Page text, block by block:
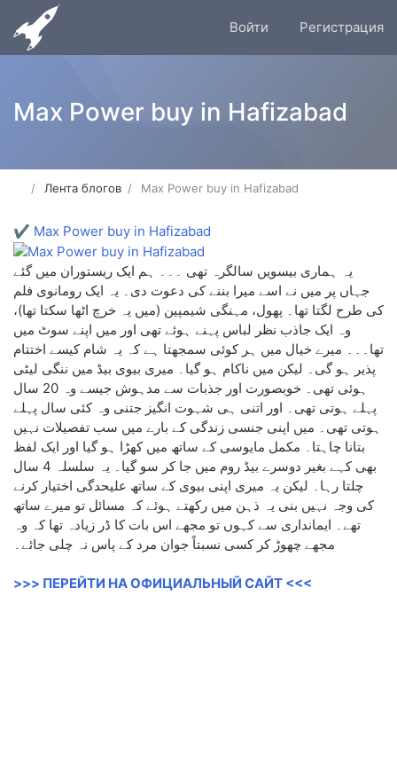
Войти Регистрация
Max Power buy in Hafizabad
Лента блогов Max Power buy in Hafizabad
✔ Max Power buy in Hafizabad
یہ ہماری بیسویں سالگرہ تھی ۔۔۔ ہم ایک ریستوران میں گئے
جہاں پر میں نے اسے میرا بننے کی دعوت دی۔ یہ ایک رومانوی فلم
کی طرح لگتا تھا۔ پھول، مہنگی شیمپین (میں یہ خرچ اٹھا سکتا تھا)،
وہ ایک جاذب نظر لباس پہنے ہوئے تھی اور میں اپنے سوٹ میں
تھا۔۔۔ میرے خیال میں ہر کوئی سمجھتا ہے کہ یہ شام کیسے اختتام
پذیر ہو گی۔ لیکن میں ناکام ہو گیا۔ میری بیوی بیڈ میں ننگی لیٹی
ہوئی تھی۔ خوبصورت اور جذبات سے مدہوش جیسے وہ 20 سال
پہلے ہوتی تھی۔ اور اتنی ہی شہوت انگیز جتنی وہ کئی سال پہلے
ہوتی تھی۔ میں اپنی جنسی زندگی کے بارے میں سب تفصیلات نہیں
بتانا چاہتا۔ مکمل مایوسی کے ساتھ میں کھڑا ہو گیا اور ایک لفظ
بھی کہے بغیر دوسرے بیڈ روم میں جا کر سو گیا۔ یہ سلسلہ 4 سال
چلتا رہا۔ لیکن یہ میری اپنی بیوی کے ساتھ علیحدگی اختیار کرنے
کی وجہ نہیں بنی یہ ذہن میں رکھتے ہوئے کہ مسائل تو میرے ساتھ
تھے۔ ایمانداری سے کہوں تو مجھے اس بات کا ڈر زیادہ تھا کہ وہ
مجھے چھوڑ کر کسی نسبتاً جوان مرد کے پاس نہ چلی جائے۔
>>> ПЕРЕЙТИ НА ОФИЦИАЛЬНЫЙ САЙТ <<<